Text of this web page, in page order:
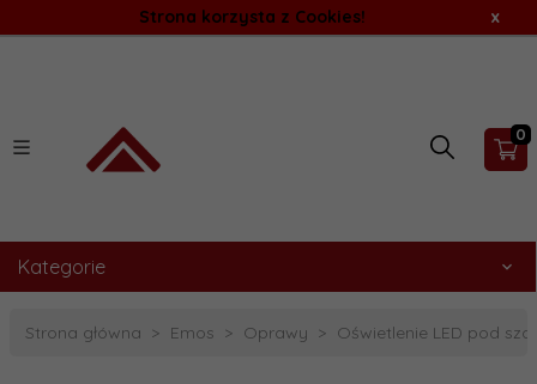
Strona korzysta z Cookies! x
0
Kategorie
Strona główna Emos Oprawy Oświetlenie LED pod